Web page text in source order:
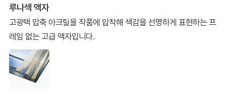
루나섹 액자
고광택 압축 아크릴을 작품에 압착해 색감을 선명하게 표현하는 프
레임 없는 고급 액자입니다.